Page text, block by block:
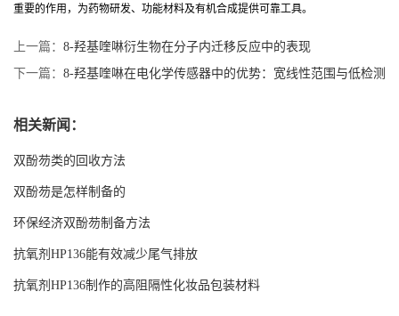
重要的作用，为药物研发、功能材料及有机合成提供可靠工具。
上一篇： 8-羟基喹啉衍生物在分子内迁移反应中的表现
下一篇： 8-羟基喹啉在电化学传感器中的优势：宽线性范围与低检测
相关新闻：
双酚芴类的回收方法
双酚芴是怎样制备的
环保经济双酚芴制备方法
抗氧剂HP136能有效减少尾气排放
抗氧剂HP136制作的高阻隔性化妆品包装材料